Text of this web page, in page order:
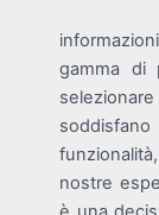
gamma di
nostre